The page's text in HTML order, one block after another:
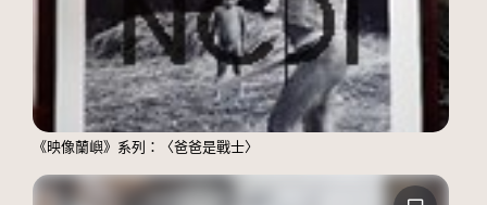
《映像蘭嶼》系列：〈爸爸是戰士〉